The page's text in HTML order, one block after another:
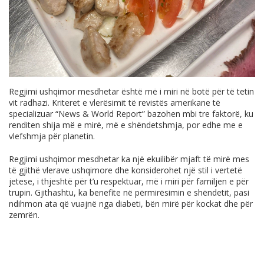
Regjimi ushqimor mesdhetar është më i miri në botë për të tetin
vit radhazi. Kriteret e vlerësimit të revistës amerikane të
specializuar “News & World Report” bazohen mbi tre faktorë, ku
renditen shija më e mirë, më e shëndetshmja, por edhe me e
vlefshmja për planetin.
Regjimi ushqimor mesdhetar ka një ekuilibër mjaft të mirë mes
të gjithë vlerave ushqimore dhe konsiderohet një stil i vertetë
jetese, i thjeshtë për t’u respektuar, më i miri për familjen e për
trupin. Gjithashtu, ka benefite në përmirësimin e shëndetit, pasi
ndihmon ata që vuajnë nga diabeti, bën mirë për kockat dhe për
zemrën.